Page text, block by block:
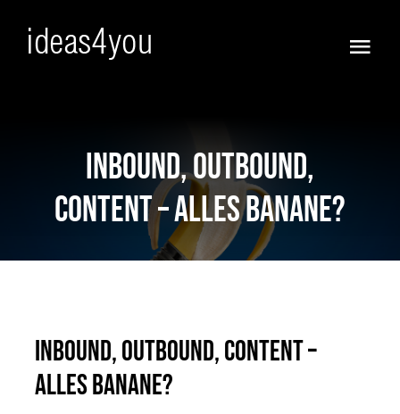
Vorfreude!
Ja :))
Anders
Full Service
Agent(o)ur
Inbound, Outbound,
Content – Alles Banane?
Inbound, Outbound, Content –
Alles Banane?